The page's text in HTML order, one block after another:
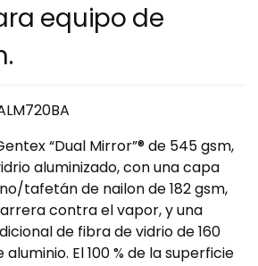
equipo de
“Dual Mirror”® de 545 gsm,
aluminizado, con una capa
tafetán de nailon de 182 gsm,
contra el vapor, y una
de fibra de vidrio de 160
El 100 % de la superficie